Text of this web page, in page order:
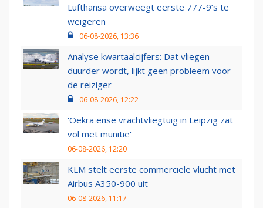
Lufthansa overweegt eerste 777-9’s te
weigeren
06-08-2026, 13:36
Analyse kwartaalcijfers: Dat vliegen
duurder wordt, lijkt geen probleem voor
de reiziger
06-08-2026, 12:22
'Oekraïense vrachtvliegtuig in Leipzig zat
vol met munitie'
06-08-2026, 12:20
KLM stelt eerste commerciële vlucht met
Airbus A350-900 uit
06-08-2026, 11:17